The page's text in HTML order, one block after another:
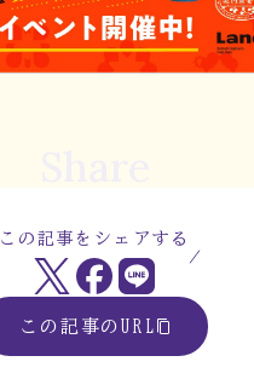
この記事をシェアする
この記事のURL